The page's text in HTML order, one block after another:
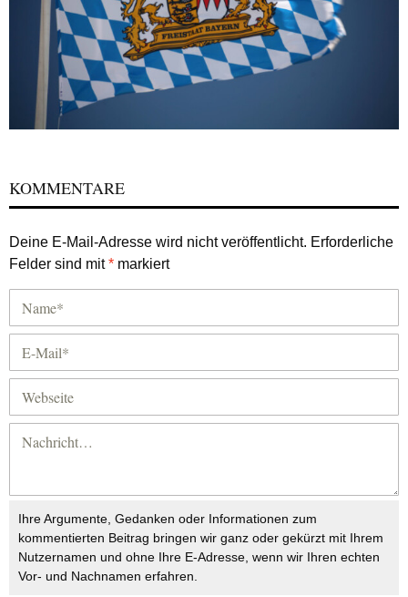
KOMMENTARE
Deine E-Mail-Adresse wird nicht veröffentlicht. Erforderliche
Felder sind mit* markiert
Ihre Argumente, Gedanken oder Informationen zum
kommentierten Beitrag bringen wir ganz oder gekürzt mit Ihrem
Nutzernamen und ohne Ihre E-Adresse, wenn wir Ihren echten
Vor- und Nachnamen erfahren.